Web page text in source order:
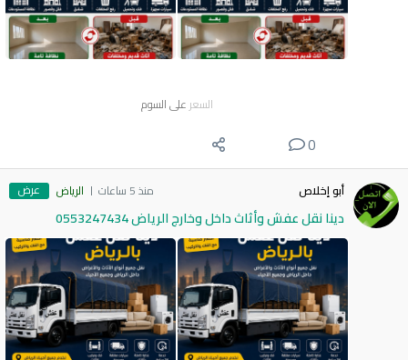
السعر على السوم
0
أبو إخلاص منذ 5 ساعات الرياض عرض
دينا نقل عفش وأثاث داخل وخارج الرياض 0553247434